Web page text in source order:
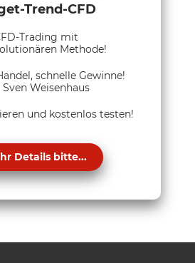
Trend-CFD
Trading mit
Methode!
schnelle Gewinne!
Weisenhaus
und kostenlos testen!
Details bitte...